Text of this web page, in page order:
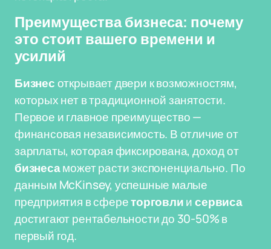
Преимущества бизнеса: почему
это стоит вашего времени и
усилий
Бизнесоткрывает двери к возможностям,
которых нет в традиционной занятости.
Первое и главное преимущество —
финансовая независимость. В отличие от
зарплаты, которая фиксирована, доход от
бизнесаможет расти экспоненциально. По
данным McKinsey, успешные малые
предприятия в сфереторговлиисервиса
достигают рентабельности до 30-50% в
первый год.